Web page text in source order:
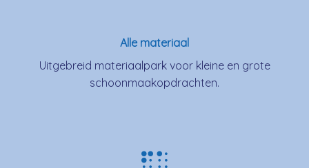
Alle materiaal
Uitgebreid materiaalpark voor kleine en grote
schoonmaakopdrachten.